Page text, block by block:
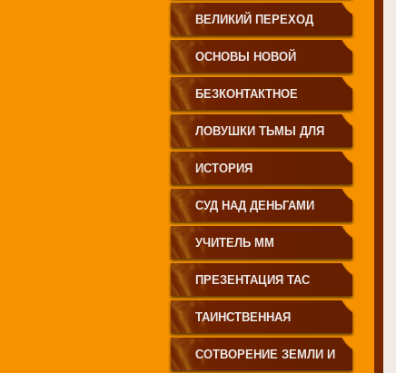
СВЕТОПРЕСТАВЛЕНИЕ"
ВЕЛИКИЙ ПЕРЕХОД
ОСНОВЫ НОВОЙ
ЦИВИЛИЗАЦИИ
БЕЗКОНТАКТНОЕ
ЗЕМЛЕДЕЛИЕ
ЛОВУШКИ ТЬМЫ ДЛЯ
МОЛОДЁЖИ
ИСТОРИЯ
ПРОИСХОЖДЕНИЯ
РУССКОГО НАРОДА
СУД НАД ДЕНЬГАМИ
УЧИТЕЛЬ ММ
ПРЕЗЕНТАЦИЯ ТАС
ТАИНСТВЕННАЯ
СИБИРЬ
СОТВОРЕНИЕ ЗЕМЛИ И